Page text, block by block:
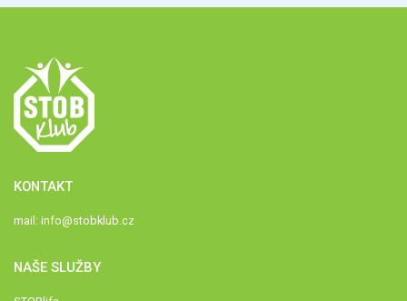
KONTAKT
mail: info@stobklub.cz
NAŠE SLUŽBY